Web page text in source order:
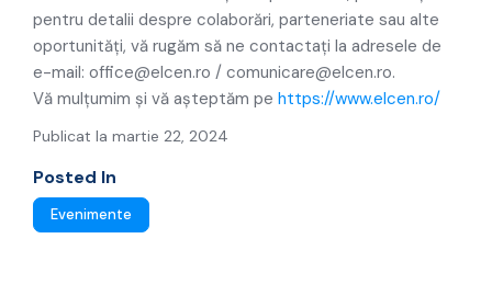
pentru detalii despre colaborări, parteneriate sau alte
oportunități, vă rugăm să ne contactați la adresele de
e-mail: office@elcen.ro / comunicare@elcen.ro.
Vă mulțumim și vă așteptăm pe https://www.elcen.ro/
Publicat la martie 22, 2024
Posted In
Evenimente